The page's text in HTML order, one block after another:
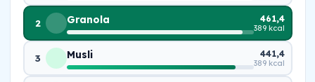
2 Granola 461,4
389 kcal
3 Musli 441,4
389 kcal